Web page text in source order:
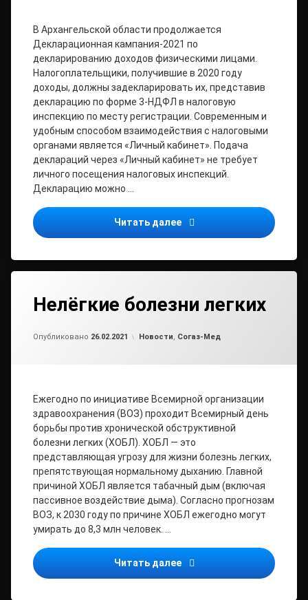
В Архангельской области продолжается
Декларационная кампания-2021 по
декларированию доходов физическими лицами.
Налогоплательщики, получившие в 2020 году
доходы, должны задекларировать их, представив
декларацию по форме 3-НДФЛ в налоговую
инспекцию по месту регистрации. Современным и
удобным способом взаимодействия с налоговыми
органами является «Личный кабинет». Подача
деклараций через «Личный кабинет» не требует
личного посещения налоговых инспекций.
Декларацию можно …
Читать далее Декларацию 3-НДФЛ
Нелёгкие болезни легких
Опубликовано 26.02.2021 Рубрики:
Новости, Согаз-Мед
Ежегодно по инициативе Всемирной организации
здравоохранения (ВОЗ) проходит Всемирный день
борьбы против хронической обструктивной
болезни легких (ХОБЛ). ХОБЛ — это
представляющая угрозу для жизни болезнь легких,
препятствующая нормальному дыханию. Главной
причиной ХОБЛ является табачный дым (включая
пассивное воздействие дыма). Согласно прогнозам
ВОЗ, к 2030 году по причине ХОБЛ ежегодно могут
умирать до 8,3 млн человек. …
Читать далее Нелёгкие болезни легких